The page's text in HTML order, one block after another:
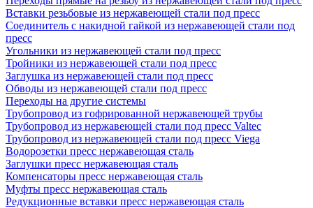
Вставки резьбовые из нержавеющей стали под пресс
Соединитель с накидной гайкой из нержавеющей стали под
пресс
Угольники из нержавеющей стали под пресс
Тройники из нержавеющей стали под пресс
Заглушка из нержавеющей стали под пресс
Обводы из нержавеющей стали под пресс
Переходы на другие системы
Трубопровод из гофрированной нержавеющей трубы
Трубопровод из нержавеющей стали под пресс Valtec
Трубопровод из нержавеющей стали под пресс Viega
Водорозетки пресс нержавеющая сталь
Заглушки пресс нержавеющая сталь
Компенсаторы пресс нержавеющая сталь
Муфты пресс нержавеющая сталь
Редукционные вставки пресс нержавеющая сталь